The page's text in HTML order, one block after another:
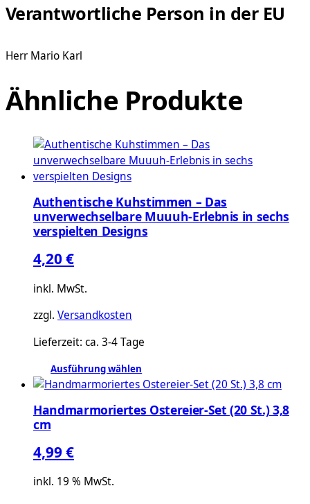
Verantwortliche Person in der EU
Herr Mario Karl
Ähnliche Produkte
Authentische Kuhstimmen – Das
unverwechselbare Muuuh-Erlebnis in sechs
verspielten Designs
4,20€
inkl. MwSt.
zzgl. Versandkosten
Lieferzeit: ca. 3-4 Tage
Ausführung wählen
Dieses
weist
mehrere
Varianten
auf.
Die
Handmarmoriertes Ostereier-Set (20 St.) 3,8
cm
4,99€
inkl. 19 % MwSt.